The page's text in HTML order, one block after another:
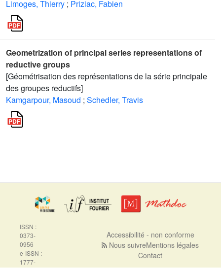
Limoges, Thierry ; Priziac, Fabien
Geometrization of principal series representations of
reductive groups
[Géométrisation des représentations de la série principale
des groupes reductifs]
Kamgarpour, Masoud ; Schedler, Travis
ISSN :
0373-
0956
e-ISSN :
1777-
Accessibilité - non conforme
Nous suivreMentions légales
Contact